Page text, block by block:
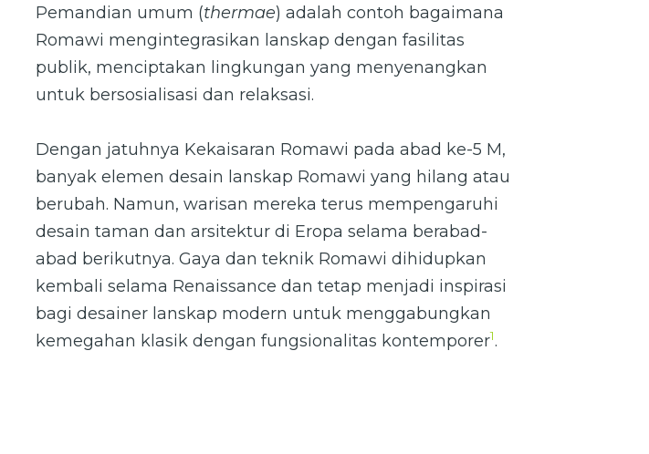
Pemandian umum (thermae) adalah contoh bagaimana
Romawi mengintegrasikan lanskap dengan fasilitas
publik, menciptakan lingkungan yang menyenangkan
untuk bersosialisasi dan relaksasi.
Dengan jatuhnya Kekaisaran Romawi pada abad ke-5 M,
banyak elemen desain lanskap Romawi yang hilang atau
berubah. Namun, warisan mereka terus mempengaruhi
desain taman dan arsitektur di Eropa selama berabad-
abad berikutnya. Gaya dan teknik Romawi dihidupkan
kembali selama Renaissance dan tetap menjadi inspirasi
bagi desainer lanskap modern untuk menggabungkan
kemegahan klasik dengan fungsionalitas kontemporer1.